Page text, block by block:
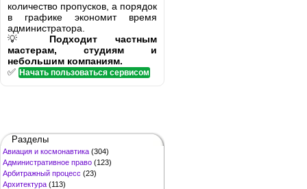
количество пропусков, а порядок
в графике экономит время
администратора.
💡 Подходит частным
мастерам, студиям и
небольшим компаниям.
✅ Начать пользоваться сервисом
Разделы
Авиация и космонавтика (304)
Административное право (123)
Арбитражный процесс (23)
Архитектура (113)